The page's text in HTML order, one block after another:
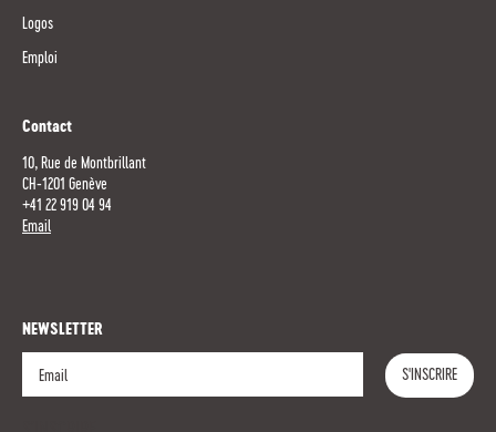
Logos
Emploi
Contact
10, Rue de Montbrillant
CH-1201 Genève
+41 22 919 04 94
Email
NEWSLETTER
S'INSCRIRE